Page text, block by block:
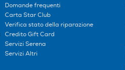
Domande frequenti
Carta Star Club
Verifica stato della riparazione
Credito Gift Card
Servizi Serena
Servizi Altri